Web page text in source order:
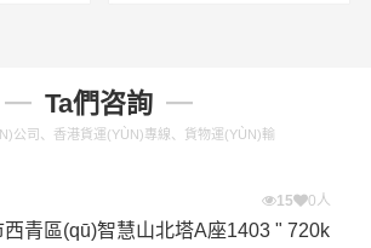
Ta們咨詢
公司、香港貨運(YÙN)專線、貨物運(YÙN)輸
15 0人
青區(qū)智慧山北塔A座1403 " 720k